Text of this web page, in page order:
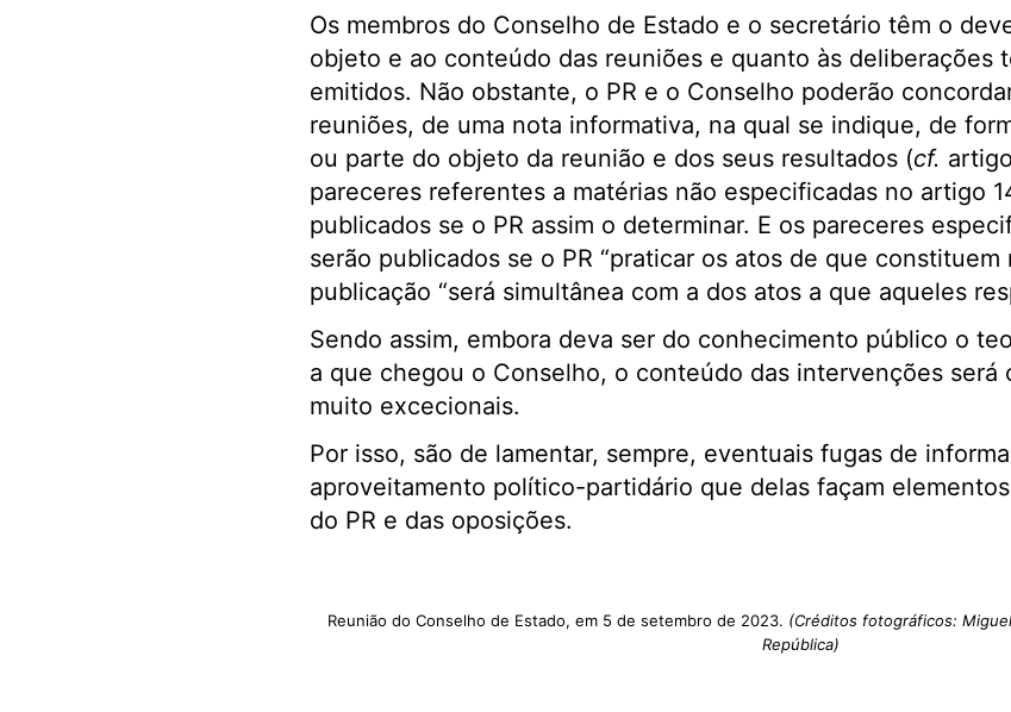
Os membros do Conselho de Estado e o secretário têm o
objeto e ao conteúdo das reuniões e quanto às deliberações
emitidos. Não obstante, o PR e o Conselho poderão
reuniões, de uma nota informativa, na qual se indique, de
ou parte do objeto da reunião e dos seus resultados (cf.
pareceres referentes a matérias não especificadas no artigo
publicados se o PR assim o determinar. E os pareceres
serão publicados se o PR “praticar os atos de que constituem
publicação “será simultânea com a dos atos a que aqueles
Sendo assim, embora deva ser do conhecimento público o
a que chegou o Conselho, o conteúdo das intervenções será
muito excecionais.
Por isso, são de lamentar, sempre, eventuais fugas de
aproveitamento político-partidário que delas façam
do PR e das oposições.
Reunião do Conselho de Estado, em 5 de setembro de 2023. (Créditos fotográficos:
República)